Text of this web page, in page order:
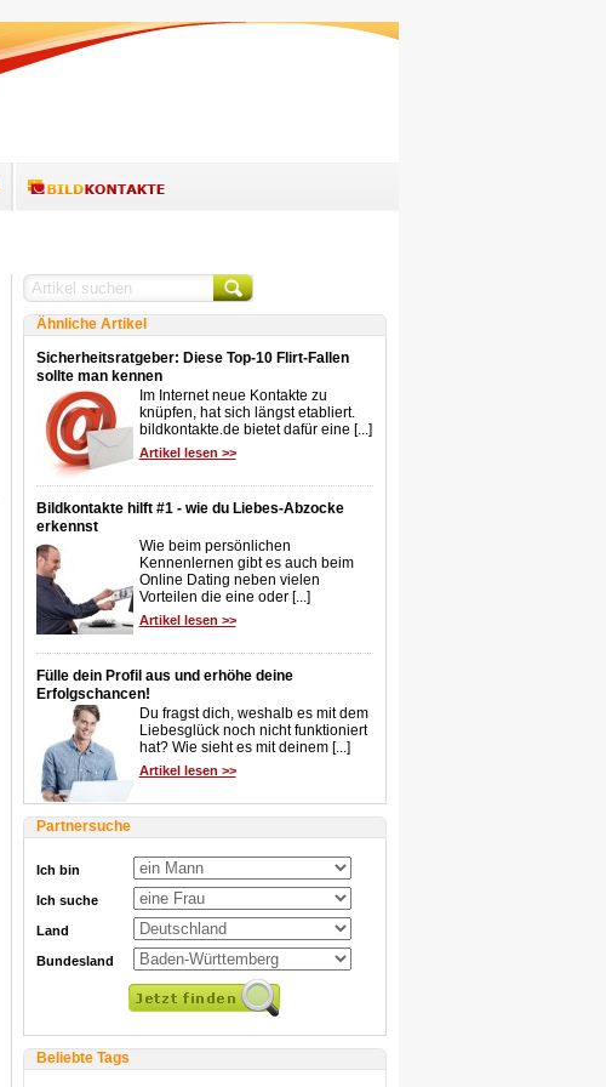
Ähnliche Artikel
Sicherheitsratgeber: Diese Top-10 Flirt-Fallen
sollte man kennen
Im Internet neue Kontakte zu
knüpfen, hat sich längst etabliert.
bildkontakte.de bietet dafür eine [...]
Artikel lesen >>
Bildkontakte hilft #1 - wie du Liebes-Abzocke
erkennst
Wie beim persönlichen
Kennenlernen gibt es auch beim
Online Dating neben vielen
Vorteilen die eine oder [...]
Artikel lesen >>
Fülle dein Profil aus und erhöhe deine
Erfolgschancen!
Du fragst dich, weshalb es mit dem
Liebesglück noch nicht funktioniert
hat? Wie sieht es mit deinem [...]
Artikel lesen >>
Partnersuche
Ich bin
Ich suche
Land
Bundesland
Beliebte Tags